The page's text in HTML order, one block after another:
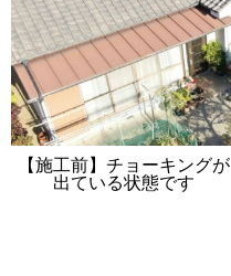
【施工前】チョーキングが
出ている状態です